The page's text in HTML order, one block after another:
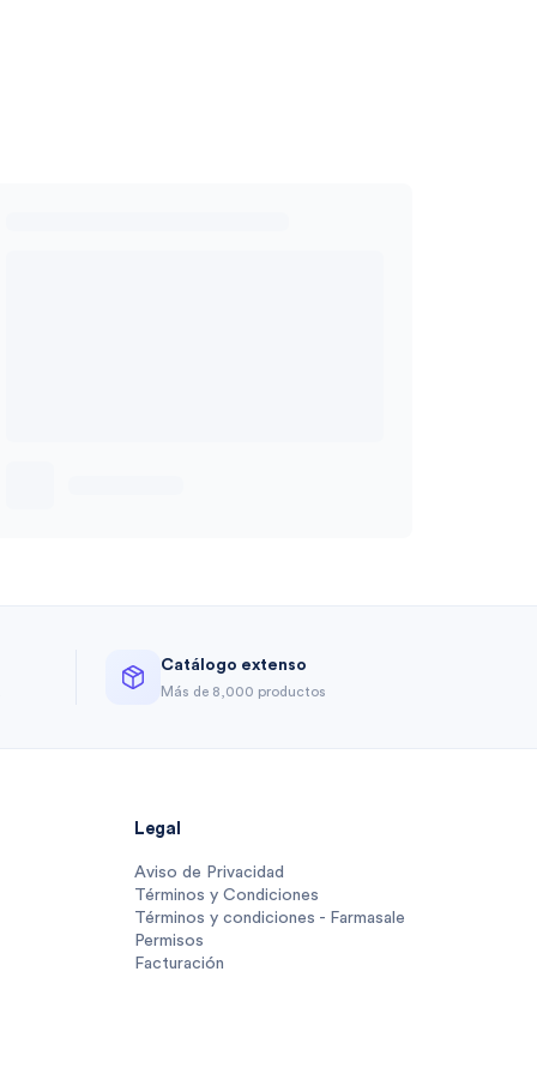
Catálogo extenso
Más de 8,000 productos
Legal
Aviso de Privacidad
Términos y Condiciones
Términos y condiciones - Farmasale
Permisos
Facturación